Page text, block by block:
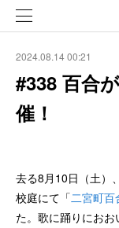
2024.08.14 00:21
#338 百合
催！
去る8月10日（土）
校庭にて「二宮町百
た。歌に踊りにお